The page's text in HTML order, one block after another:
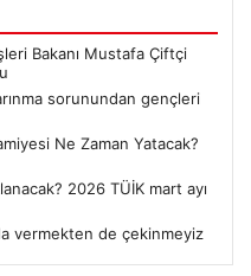
Bakanı Mustafa Çiftçi
sorunundan gençleri
Ne Zaman Yatacak?
2026 TÜİK mart ayı
vermekten de çekinmeyiz